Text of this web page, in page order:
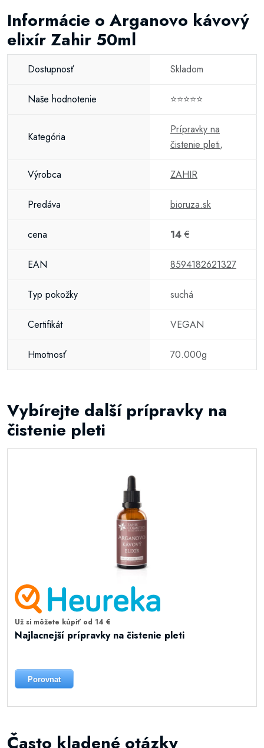
Informácie o Arganovo kávový
elixír Zahir 50ml
Dostupnosť Skladom
Naše hodnotenie ⭐⭐⭐⭐⭐
Kategória
Prípravky na
čistenie pleti,
Výrobca ZAHIR
Predáva bioruza.sk
cena 14 €
EAN 8594182621327
Typ pokožky suchá
Certifikát VEGAN
Hmotnosť 70.000g
Vybírejte další prípravky na
čistenie pleti
Už si môžete kúpiť od 14 €
Najlacnejší prípravky na čistenie pleti
Porovnat
Často kladené otázky